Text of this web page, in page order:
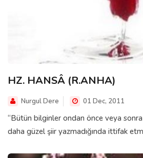
HZ. HANSÂ (R.ANHA)
Nurgul Dere 01 Dec, 2011
“Bütün bilginler ondan önce veya sonra
daha güzel şiir yazmadığında ittifak